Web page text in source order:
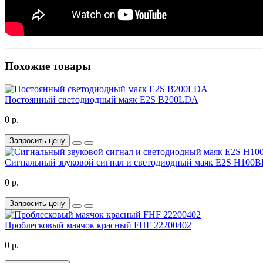
Похожие товары
Постоянный светодиодный маяк E2S B200LDA
0 р.
Запросить цену
Сигнальный звуковой сигнал и светодиодный маяк E2S
0 р.
Запросить цену
Проблесковый маячок красный FHF 22200402
0 р.